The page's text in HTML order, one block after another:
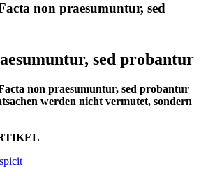
non praesumuntur, sed
sed probantur
non praesumuntur, sed probantur
werden nicht vermutet, sondern